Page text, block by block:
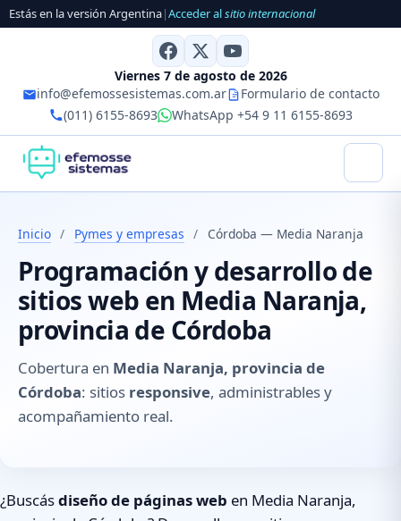
Estás en la versión Argentina|Acceder alsitio internacional
Viernes 7 de agosto de 2026
info@efemossesistemas.com.ar
Formulario de contacto
(011) 6155-8693
WhatsApp +54 9 11 6155-8693
Inicio / Pymes y empresas / Córdoba — Media Naranja
Programación y desarrollo de
sitios web en Media Naranja,
provincia de Córdoba
Cobertura en Media Naranja, provincia de
Córdoba: sitios responsive, administrables y
acompañamiento real.
¿Buscásdiseño de páginas web en Media Naranja,